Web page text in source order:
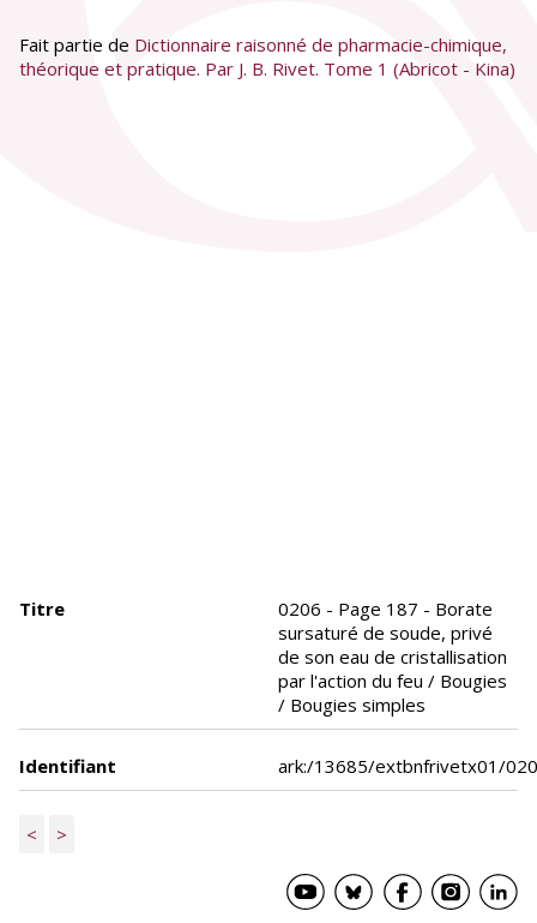
Fait partie de Dictionnaire raisonné de pharmacie-chimique,
théorique et pratique. Par J. B. Rivet. Tome 1 (Abricot - Kina)
Titre
0206 - Page 187 - Borate
sursaturé de soude, privé
de son eau de cristallisation
par l'action du feu / Bougies
/ Bougies simples
Identifiant ark:/13685/extbnfrivetx01/
< >